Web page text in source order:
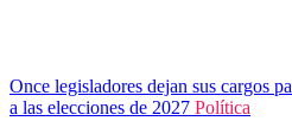
Once legisladores dejan sus cargos
a las elecciones de 2027 Política